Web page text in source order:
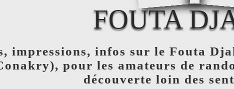
FOUTA
impressions, infos sur le Fouta
pour les amateurs de
découverte loin des